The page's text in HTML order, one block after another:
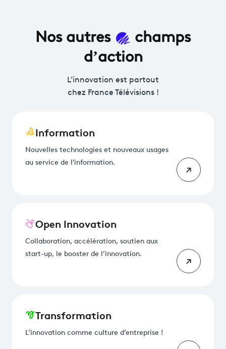
Nos autres
champs
d’action
L’innovation est partout
chez France Télévisions !
Information
Nouvelles technologies et nouveaux usages
au service de l'information.
Open Innovation
Collaboration, accélération, soutien aux
start-up, le booster de l’innovation.
Transformation
L’innovation comme culture d’entreprise !